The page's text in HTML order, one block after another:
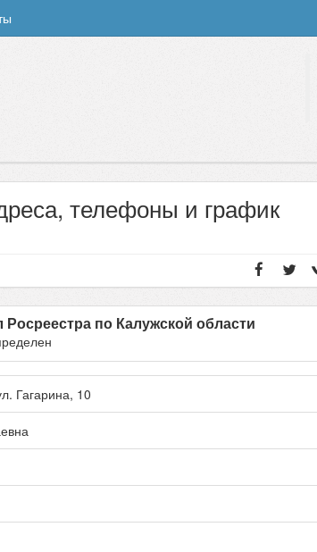
телефоны и график
по Калужской области
Гагарина, 10